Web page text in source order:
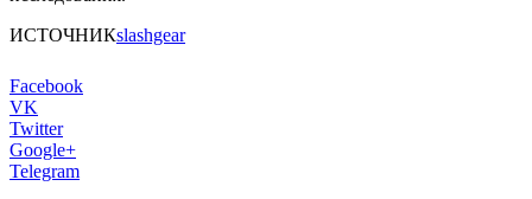
ИСТОЧНИКslashgear
Facebook
VK
Twitter
Google+
Telegram